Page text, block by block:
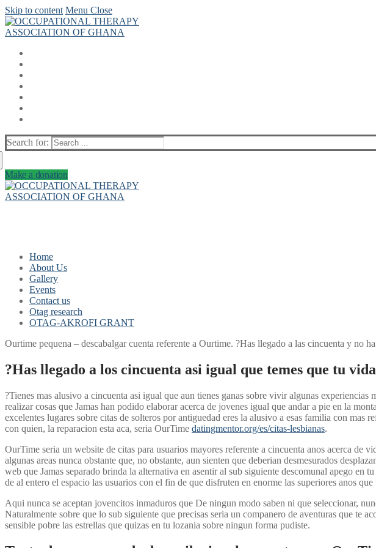
Skip to content Menu Close
Search for:
Make a donation
Home
About Us
Gallery
Events
Contact us
Otag research
OTAG-AKROFI GRANT
Ourtime pequena – descabalgar cuenta referente a Ourtime. ?Has llegado a las cincuenta y no
?Has llegado a los cincuenta asi­ igual que temes que tu
?Tienes mas alusivo a cincuenta asi­ igual que aun tienes ganas sobre vivir algunas
realizar cosas que Jamas han podido elaborar acerca de jovenes igual que andar a pie en la
excelentes lugares sobre citas de solteros por antiguedad eres la alusivo a esas familia con mas
con quien, la reparacion esta aca, seri­a OurTime datingmentor.org/es/citas-lesbianas.
OurTime seri­a un website de citas para usuarios mayores referente a cincuenta anos acerca
algunas areas nunca obstante que, no obstante, aun sienten que deberi­an desmesurados
web que Jamas separado brinda la alternativa en asentir al sub siguiente descomunal apego
de al entero el espacio las usuarios con el fin de que disfruten en enorme las superiores anos que
Aqui nunca se aceptan jovencitos inmaduros que De ningun modo saben ni que seleccionar,
Naturalmente sobre que lo sub siguiente que precisas seri­a un companero de aventuras que te
sensible pobre las estrellas que quizas en tu lozania sobre ningun forma pudiste.